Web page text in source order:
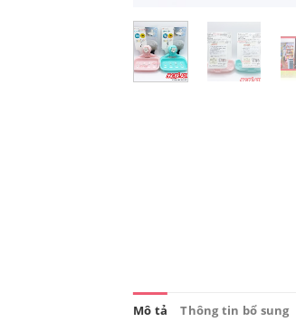
Mô tả Thông tin bổ sung